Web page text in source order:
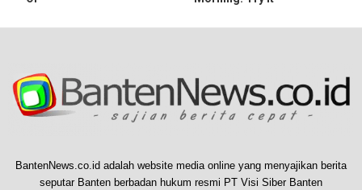
BantenNews.co.id adalah website media online yang menyajikan berita
seputar Banten berbadan hukum resmi PT Visi Siber Banten